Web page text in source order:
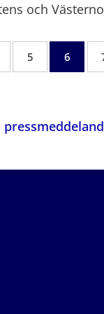
och
sida
5 6